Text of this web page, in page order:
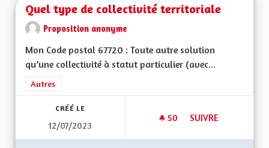
Quel type de collectivité territoriale
Proposition anonyme
Mon Code postal 67720 : Toute autre solution
qu’une collectivité à statut particulier (avec...
Filtrer les résultats de la catégorie : Autres
Autres
CRÉÉ LE
12/07/2023
50 50 ABONNÉS
SUIVRE